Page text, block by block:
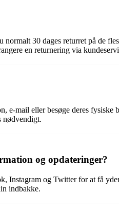
30 dages returret på de
en returnering via
mail eller besøge deres
nødvendigt.
og opdateringer?
Instagram og Twitter for at få
indbakke.